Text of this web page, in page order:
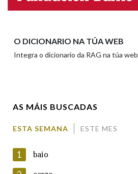
O DICIONARIO NA TÚA WEB
Integra o dicionario da RAG na túa web
AS MÁIS BUSCADAS
ESTA SEMANA ESTE MES
1 baio